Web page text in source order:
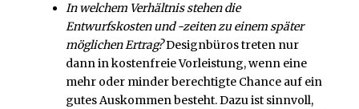
In welchem Verhältnis stehen die
Entwurfskosten und -zeiten zu einem später
möglichen Ertrag?Designbüros treten nur
dann in kostenfreie Vorleistung, wenn eine
mehr oder minder berechtigte Chance auf ein
gutes Auskommen besteht. Dazu ist sinnvoll,